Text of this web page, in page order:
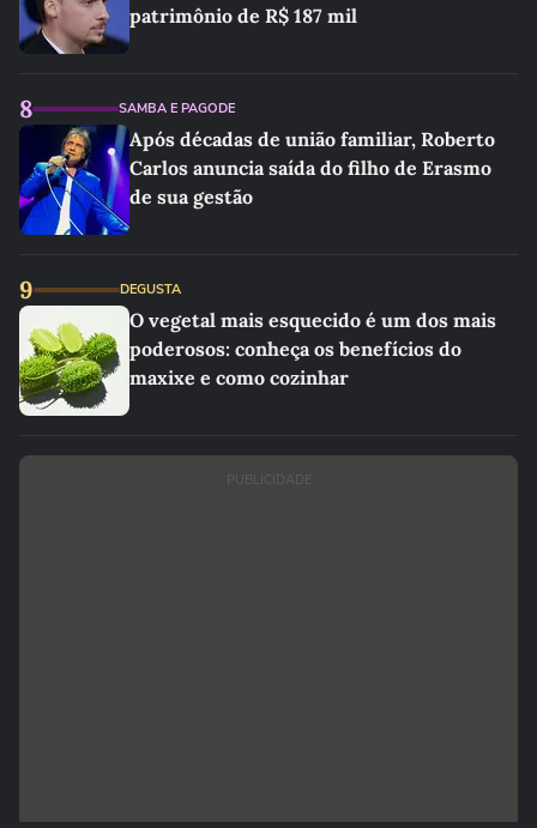
patrimônio de R$ 187 mil
8 SAMBA E PAGODE
Após décadas de união familiar, Roberto
Carlos anuncia saída do filho de Erasmo
de sua gestão
9 DEGUSTA
O vegetal mais esquecido é um dos mais
poderosos: conheça os benefícios do
maxixe e como cozinhar
PUBLICIDADE